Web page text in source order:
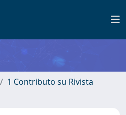
1 Contributo su Rivista